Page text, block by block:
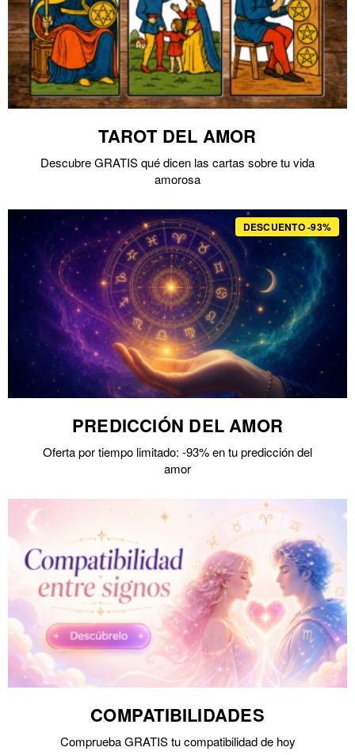
TAROT DEL AMOR
Descubre GRATIS qué dicen las cartas sobre tu vida
amorosa
DESCUENTO -93%
PREDICCIÓN DEL AMOR
Oferta por tiempo limitado: -93% en tu predicción del
amor
COMPATIBILIDADES
Comprueba GRATIS tu compatibilidad de hoy